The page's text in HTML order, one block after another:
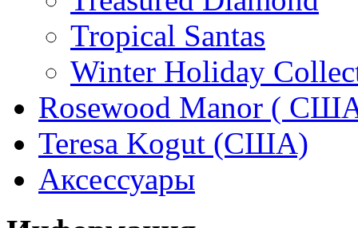
Tropical Santas
Winter Holiday
Rosewood Manor (
Teresa Kogut (США)
Аксессуары